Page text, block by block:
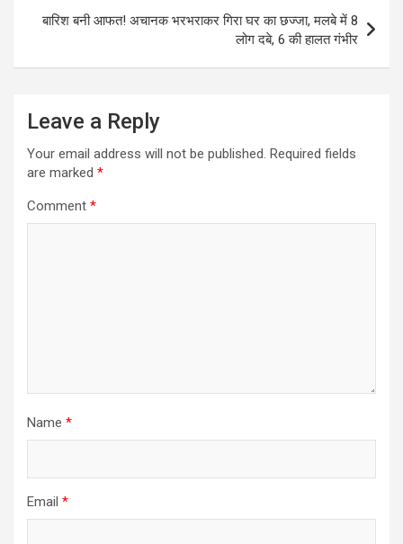
बारिश बनी आफत! अचानक भरभराकर गिरा घर का छज्जा, मलबे में 8
लोग दबे, 6 की हालत गंभीर
Leave a Reply
Your email address will not be published. Required fields
are marked *
Comment *
Name *
Email *